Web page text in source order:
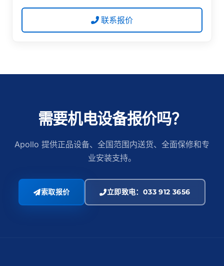
联系报价
需要机电设备报价吗？
Apollo 提供正品设备、全国范围内送货、全面保修和专
业安装支持。
索取报价 立即致电：033 912 3656